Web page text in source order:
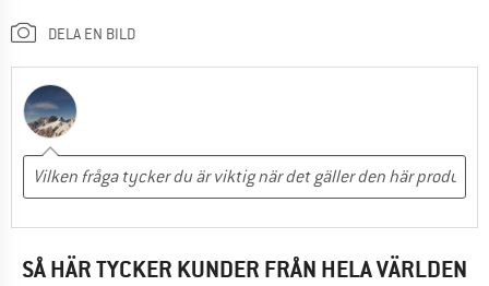
DELA EN BILD
SÅ HÄR TYCKER KUNDER FRÅN HELA VÄRLDEN